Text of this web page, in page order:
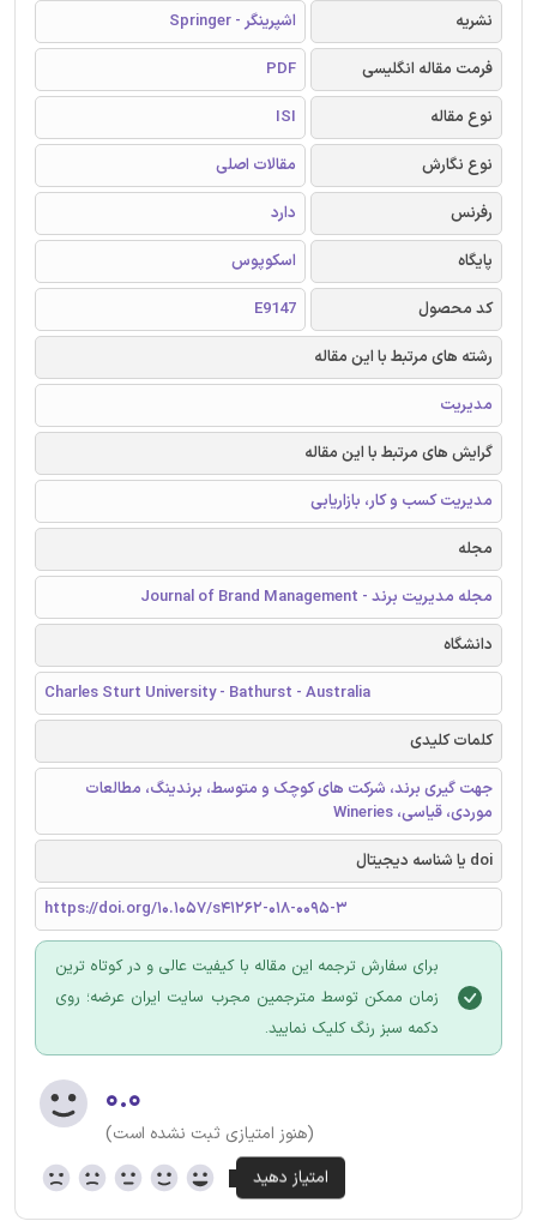
نشریه
اشپرینگر - Springer
فرمت مقاله انگلیسی
PDF
نوع مقاله
ISI
نوع نگارش
مقالات اصلی
رفرنس
دارد
پایگاه
اسکوپوس
کد محصول
E9147
رشته های مرتبط با این مقاله
مدیریت
گرایش های مرتبط با این مقاله
مدیریت کسب و کار، بازاریابی
مجله
مجله مدیریت برند - Journal of Brand Management
دانشگاه
Charles Sturt University - Bathurst - Australia
کلمات کلیدی
جهت گیری برند، شرکت های کوچک و متوسط، برندینگ، مطالعات
موردی، قیاسی، Wineries
doi یا شناسه دیجیتال
https://doi.org/10.1057/s41262-018-0095-3
برای سفارش ترجمه این مقاله با کیفیت عالی و در کوتاه ترین
زمان ممکن توسط مترجمین مجرب سایت ایران عرضه؛ روی
دکمه سبز رنگ کلیک نمایید.
۰.۰
(هنوز امتیازی ثبت نشده است)